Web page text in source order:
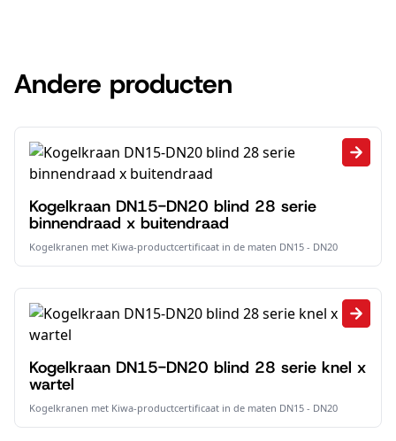
Andere producten
Kogelkraan DN15-DN20 blind 28 serie
binnendraad x buitendraad
Kogelkranen met Kiwa-productcertificaat in de maten DN15 - DN20
Kogelkraan DN15-DN20 blind 28 serie knel x
wartel
Kogelkranen met Kiwa-productcertificaat in de maten DN15 - DN20